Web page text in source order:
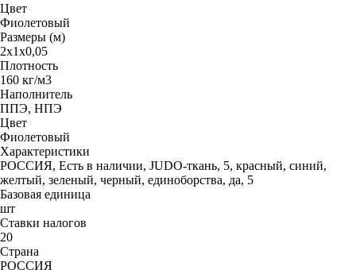
Цвет
Фиолетовый
Размеры (м)
2х1х0,05
Плотность
160 кг/м3
Наполнитель
ППЭ, НПЭ
Цвет
Фиолетовый
Характеристики
РОССИЯ, Есть в наличии, JUDO-ткань, 5, красный, синий,
желтый, зеленый, черный, единоборства, да, 5
Базовая единица
шт
Ставки налогов
20
Страна
РОССИЯ